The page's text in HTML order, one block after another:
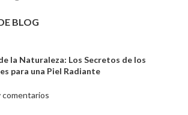
BLOG
la Naturaleza: Los Secretos de los
para una Piel Radiante
comentarios